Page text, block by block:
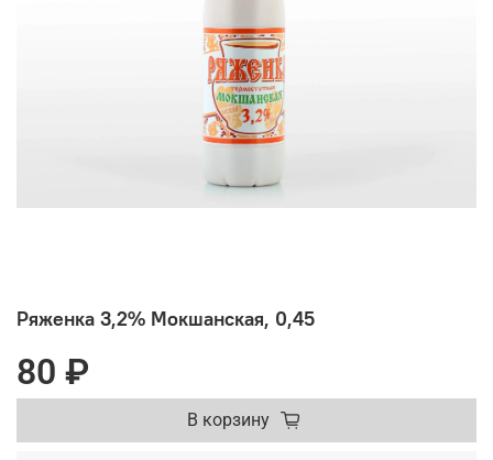
Ряженка 3,2% Мокшанская, 0,45
80 ₽
В корзину